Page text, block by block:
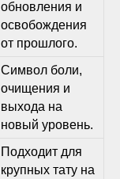
обновления и
освобождения
от прошлого.
Символ боли,
очищения и
выхода на
новый уровень.
Подходит для
крупных тату на